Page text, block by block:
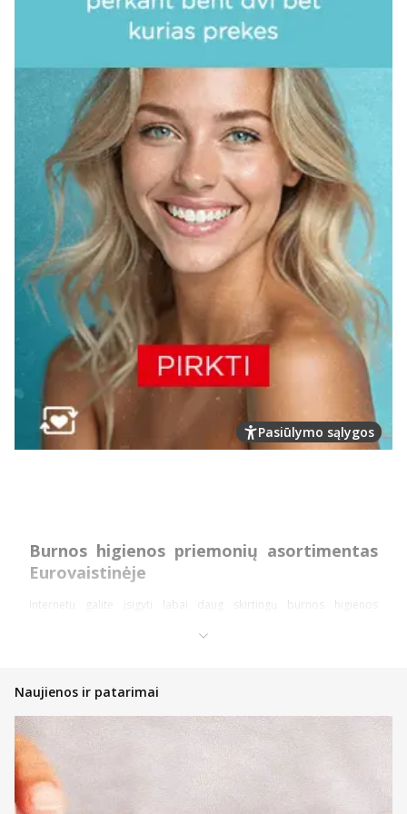
Pasiūlymo sąlygos
Burnos higienos priemonių asortimentas
Eurovaistinėje
Internetu galite įsigyti labai daug skirtingų burnos higienos
pagrindinė ir kiekvieno naudojama higienos priemonė.
tačiau ir būtent jums tinkančių pastų. Turime jautriems
dantims, jautrioms dantenoms bei vaikams pritaikytų
arba jautrumą mažinantį poveikį.
Naujienos ir patarimai